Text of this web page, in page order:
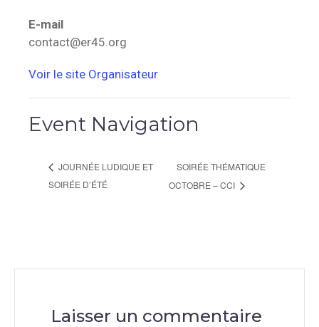
E-mail
contact@er45.org
Voir le site Organisateur
Event Navigation
JOURNÉE LUDIQUE ET
SOIRÉE D’ÉTÉ
SOIRÉE THÉMATIQUE
OCTOBRE – CCI
Laisser un commentaire